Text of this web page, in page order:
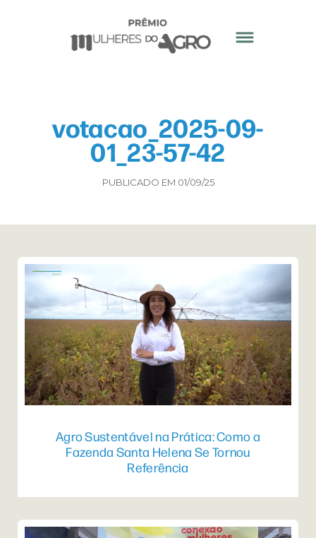
votacao_2025-09-
01_23-57-42
PUBLICADO EM 01/09/25
Agro Sustentável na Prática: Como a
Fazenda Santa Helena Se Tornou
Referência